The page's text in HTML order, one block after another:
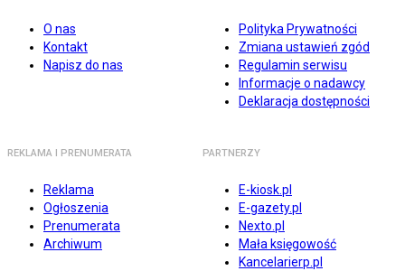
O nas
Kontakt
Napisz do nas
Polityka Prywatności
Zmiana ustawień zgód
Regulamin serwisu
Informacje o nadawcy
Deklaracja dostępności
REKLAMA I PRENUMERATA
Reklama
Ogłoszenia
Prenumerata
Archiwum
PARTNERZY
E-kiosk.pl
E-gazety.pl
Nexto.pl
Mała księgowość
Kancelarierp.pl